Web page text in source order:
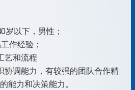
岁以下，男性；
作经验；
艺和流程
协调能力，有较强的团队合作精
能力和决策能力。